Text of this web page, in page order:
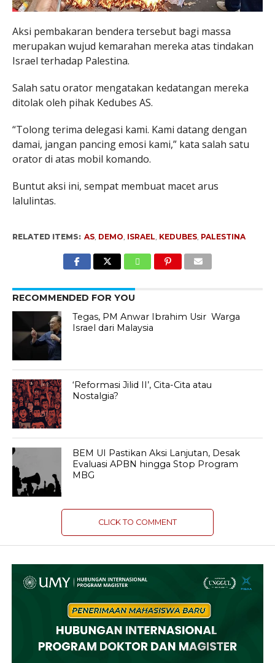
Aksi pembakaran bendera tersebut bagi massa
merupakan wujud kemarahan mereka atas tindakan
Israel terhadap Palestina.
Salah satu orator mengatakan kedatangan mereka
ditolak oleh pihak Kedubes AS.
“Tolong terima delegasi kami. Kami datang dengan
damai, jangan pancing emosi kami,” kata salah satu
orator di atas mobil komando.
Buntut aksi ini, sempat membuat macet arus
lalulintas.
RELATED ITEMS: AS, DEMO, ISRAEL, KEDUBES, PALESTINA
RECOMMENDED FOR YOU
Tegas, PM Anwar Ibrahim Usir Warga
Israel dari Malaysia
‘Reformasi Jilid II’, Cita-Cita atau
Nostalgia?
BEM UI Pastikan Aksi Lanjutan, Desak
Evaluasi APBN hingga Stop Program
MBG
CLICK TO COMMENT